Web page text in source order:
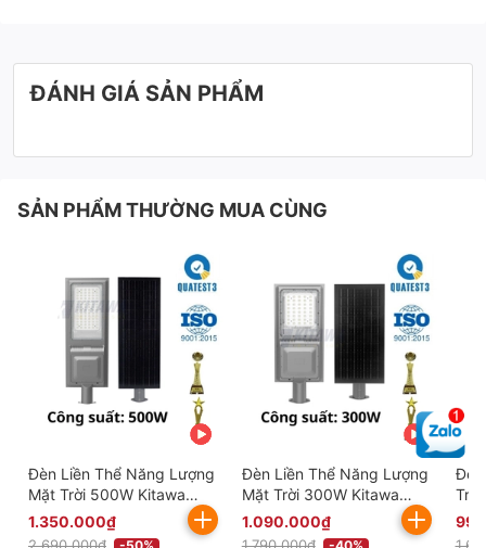
ĐÁNH GIÁ SẢN PHẨM
SẢN PHẨM THƯỜNG MUA CÙNG
Đèn Liền Thể Năng Lượng
Mặt Trời 500W Kitawa
LT15500
1.350.000₫
Đèn Liền Thể Năng Lượng
Mặt Trời 300W Kitawa
LT15300
1.090.000₫
Đèn
Trời